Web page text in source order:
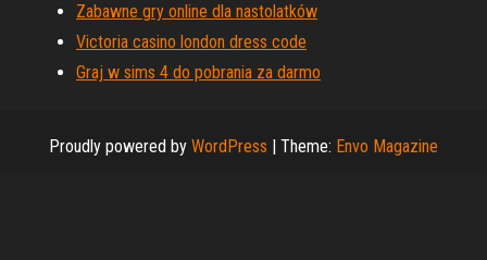
Zabawne gry online dla nastolatków
Victoria casino london dress code
Graj w sims 4 do pobrania za darmo
Proudly powered by WordPress | Theme: Envo Magazine